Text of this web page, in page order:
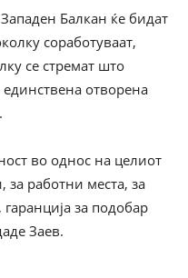
Балкан ќе бидат
соработуваат,
се стремат што
отворена
во однос на целиот
за работни места, за
за подобар
Заев.